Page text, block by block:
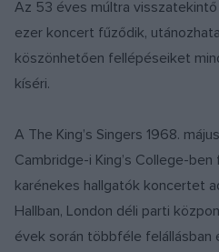
Az 53 éves múltra
ezer koncert fűződik,
köszönhetően fellépéseiket
kíséri.
A The King’s Singers 1968.
Cambridge-i King’s College-
karénekes hallgatók koncertet
Hallban, London déli parti
évek során többféle felállásban